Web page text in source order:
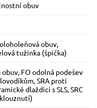
obuv
obuv,
tužinka (špička)
obuv, FO odolná podešev
,SRA proti
dlaždici s SLS,SRC